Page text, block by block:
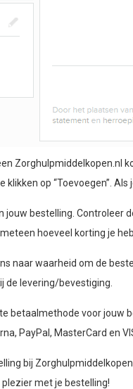
Zorghulpmiddelkopen.nl
klikken op “Toevoegen”.
jouw bestelling. Controleer
hoeveel korting je
naar waarheid om de
de levering/bevestiging.
betaalmethode voor jouw
PayPal, MasterCard en
bij
met je bestelling!